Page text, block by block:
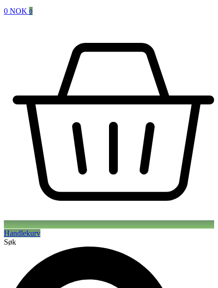
0 NOK 0
Handlekurv
Søk